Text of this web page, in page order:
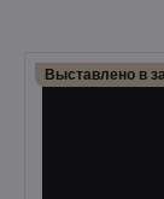
Выставлено в